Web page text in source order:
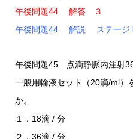
午後問題44 解答 ３
午後問題44 解説 ステージⅢ
午後問題45 点滴静脈内注射
一般用輸液セット（20滴/ml）
か。
１．18滴 / 分
２．36滴 / 分